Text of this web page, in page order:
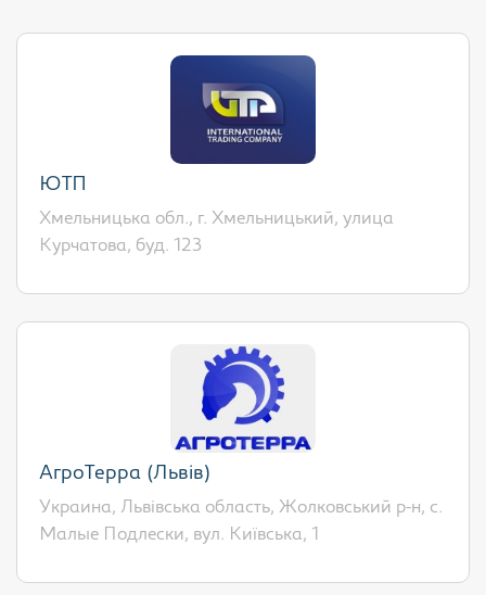
ЮТП
Хмельницька обл., г. Хмельницький, улица
Курчатова, буд. 123
АгроТерра (Львів)
Украина, Львівська область, Жолковський р-н, с.
Малые Подлески, вул. Київська, 1